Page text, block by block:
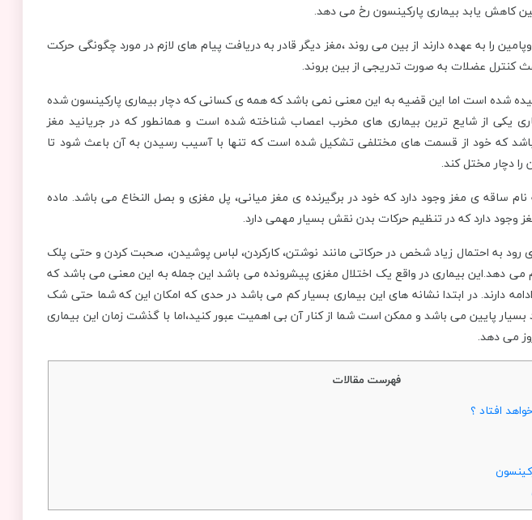
کاهش یابد بیماری پارکینسون رخ می دهد.
را به عهده دارند از بین می روند ،مغز دیگر قادر به دریافت پیام های لازم در مورد چگونگی حرکت
کنترل عضلات به صورت تدریجی از بین بروند.
شده است اما این قضیه به این معنی نمی باشد که همه ی کسانی که دچار بیماری پارکینسون شده
یکی از شایع ترین بیماری های مخرب اعصاب شناخته شده است و همانطور که در جریانید مغز
که خود از قسمت های مختلفی تشکیل شده است که تنها با آسیب رسیدن به آن باعث شود تا
دچار مختل کند.
ساقه ی مغز وجود دارد که خود در برگیرنده ی مغز میانی، پل مغزی و بصل النخاع می باشد. ماده
دارد که در تنظیم حرکات بدن نقش بسیار مهمی دارد.
رود به احتمال زیاد شخص در حرکاتی مانند نوشتن، کارکردن، لباس پوشیدن، صحبت کردن و حتی پلک
می دهد.این بیماری در واقع یک اختلال مغزی پیشرونده می باشد این جمله به این معنی می باشد که
دارند. در ابتدا نشانه های این بیماری بسیار کم می باشد در حدی که امکان این که شما حتی شک
بسیار پایین می باشد و ممکن است شما از کنار آن بی اهمیت عبور کنید،اما با گذشت زمان این بیماری
می دهد.
فهرست مقالات
افتاد ؟